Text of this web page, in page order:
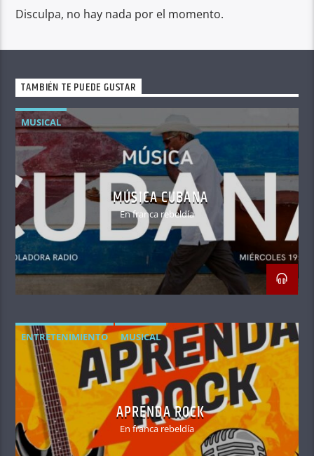
Disculpa, no hay nada por el momento.
TAMBIÉN TE PUEDE GUSTAR
MUSICAL
MÚSICA CUBANA
En franca rebeldía
ENTRETENIMIENTO MUSICAL
APRENDA ROCK
En franca rebeldía